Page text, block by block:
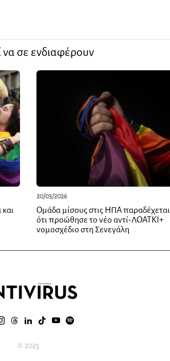
σε ενδιαφέρουν
20/03/2026
Ομάδα μίσους στις ΗΠΑ παραδέχεται
ότι προώθησε το νέο αντί-ΛΟΑΤΚΙ+
νομοσχέδιο στη Σενεγάλη
© 2025